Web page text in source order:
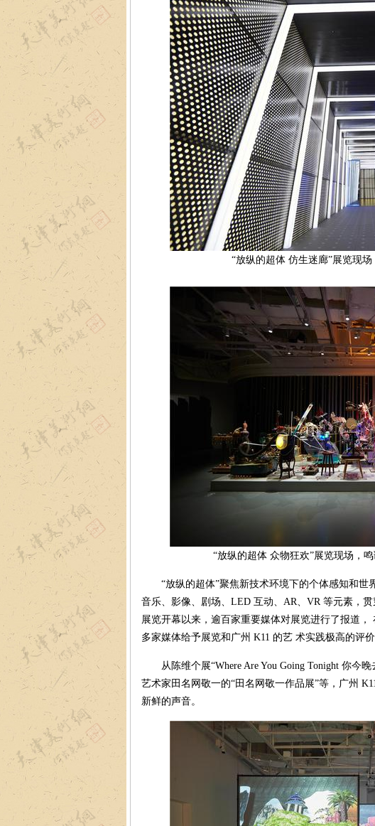
“放纵的超体 仿生迷廊”展览现
“放纵的超体 众物狂欢”展览现场，
“放纵的超体”聚焦新技术环境下的个体感知和世
音乐、影像、剧场、LED 互动、AR、VR 等元素，贯
展览开幕以来，逾百家重要媒体对展览进行了报道，
多家媒体给予展览和广州 K11 的艺 术实践极高的评价
从陈维个展“Where Are You Going Tonight 你今晚
艺术家田名网敬一的“田名网敬一作品展”等，广州
新鲜的声音。